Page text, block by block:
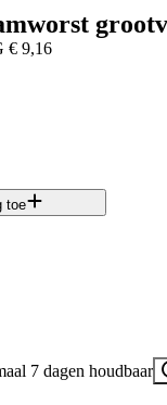
€ 9,16
toe
7 dagen houdbaar